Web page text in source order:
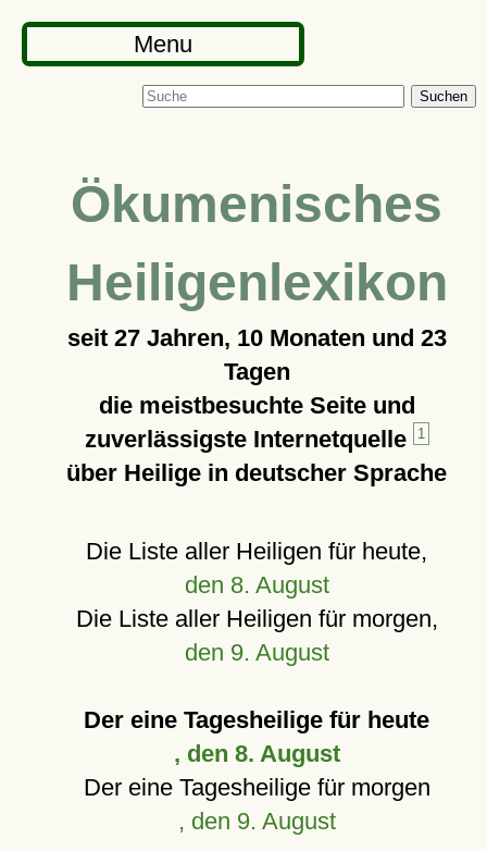
Menu
Suchen
Ökumenisches
Heiligenlexikon
seit 27 Jahren, 10 Monaten und 23
Tagen
die meistbesuchte Seite und
zuverlässigste Internetquelle
1
über Heilige in deutscher Sprache
Die Liste aller Heiligen für heute,
den 8. August
Die Liste aller Heiligen für morgen,
den 9. August
Der eine Tagesheilige für heute
, den 8. August
Der eine Tagesheilige für morgen
, den 9. August